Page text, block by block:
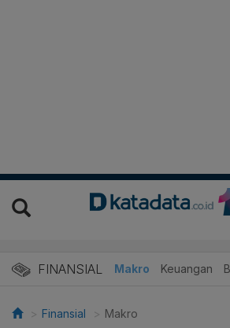
FINANSIAL Makro Keuangan
Finansial Makro